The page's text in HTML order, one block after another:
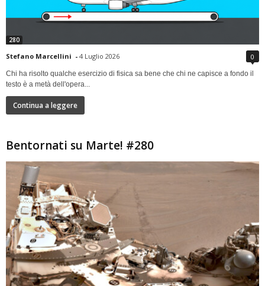
280
Stefano Marcellini - 4 Luglio 2026 0
Chi ha risolto qualche esercizio di fisica sa bene che chi ne capisce a fondo il
testo è a metà dell'opera...
Continua a leggere
Bentornati su Marte! #280